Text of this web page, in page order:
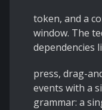
token, and a
window. The
dependencies
press, drag-
events with a
grammar: a